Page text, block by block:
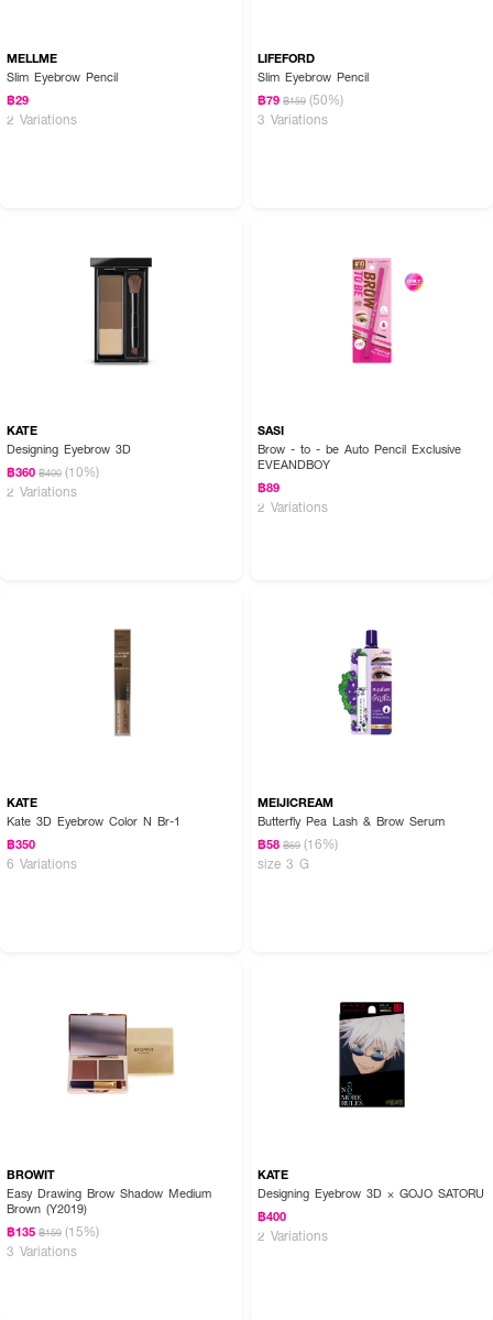
MELLME
Slim Eyebrow Pencil
฿29
2 Variations
LIFEFORD
Slim Eyebrow Pencil
฿79 ฿159 (50%)
3 Variations
KATE
Designing Eyebrow 3D
฿360 ฿400 (10%)
2 Variations
SASI
Brow - to - be Auto Pencil Exclusive
EVEANDBOY
฿89
2 Variations
KATE
Kate 3D Eyebrow Color N Br-1
฿350
6 Variations
MEIJICREAM
Butterfly Pea Lash & Brow Serum
฿58 ฿69 (16%)
size 3 G
BROWIT
Easy Drawing Brow Shadow Medium
Brown (Y2019)
฿135 ฿159 (15%)
3 Variations
KATE
Designing Eyebrow 3D × GOJO SATORU
฿400
2 Variations